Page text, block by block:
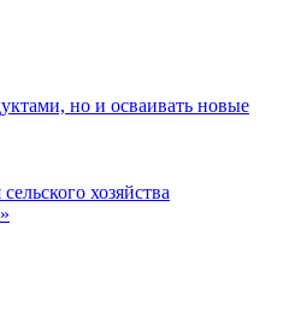
но и осваивать новые
хозяйства